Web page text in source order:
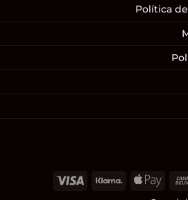
Política
Visa Klarna
Apple